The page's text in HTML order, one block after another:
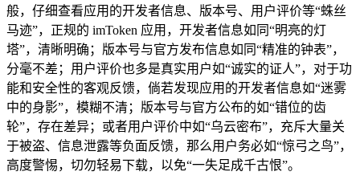
般，仔细查看应用的开发者信息、版本号、用户评价等“蛛丝
马迹”，正规的 imToken 应用，开发者信息如同“明亮的灯
塔”，清晰明确；版本号与官方发布信息如同“精准的钟表”，
分毫不差；用户评价也多是真实用户如“诚实的证人”，对于功
能和安全性的客观反馈，倘若发现应用的开发者信息如“迷雾
中的身影”，模糊不清；版本号与官方公布的如“错位的齿
轮”，存在差异；或者用户评价中如“乌云密布”，充斥大量关
于被盗、信息泄露等负面反馈，那么用户务必如“惊弓之鸟”，
高度警惕，切勿轻易下载，以免“一失足成千古恨”。